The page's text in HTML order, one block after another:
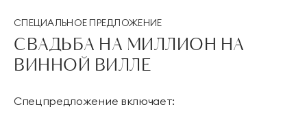
СПЕЦИАЛЬНОЕ ПРЕДЛОЖЕНИЕ
СВАДЬБА НА МИЛЛИОН НА
ВИННОЙ ВИЛЛЕ
Спецпредложение включает: